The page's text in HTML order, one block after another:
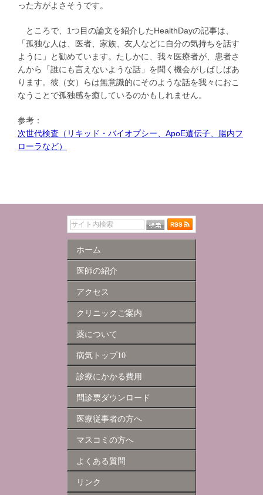
った方がよさそうです。
ところで、1つ目の論文を紹介したHealthDayの記事は、
「孤独な人は、医者、家族、友人などに自分の気持ちを話す
ように」と勧めています。たしかに、我々医療者が、患者さ
んから「誰にも言えないような話」を聞く機会がしばしばあ
ります。彼（女）らは無意識的にそのような話を我々におこ
なうことで孤独感を癒しているのかもしれません。
参考：
次世代検査（リキッド・バイオプシー、ApoE遺伝子、腸内フ
ローラなど）
ホーム
医師の紹介
アクセス
クリニックご案内
薬について
病気トップ10
診療にかかる費用
問診票ダウンロード
医療従事者の方へ
マスコミの方へ
よくある質問
リンク